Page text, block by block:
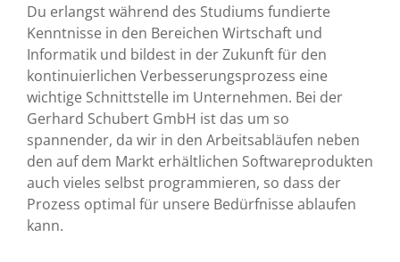
Du erlangst während des Studiums fundierte
Kenntnisse in den Bereichen Wirtschaft und
Informatik und bildest in der Zukunft für den
kontinuierlichen Verbesserungsprozess eine
wichtige Schnittstelle im Unternehmen. Bei der
Gerhard Schubert GmbH ist das um so
spannender, da wir in den Arbeitsabläufen neben
den auf dem Markt erhältlichen Softwareprodukten
auch vieles selbst programmieren, so dass der
Prozess optimal für unsere Bedürfnisse ablaufen
kann.